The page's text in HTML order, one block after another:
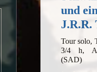
und
J.R.R.
Tour solo,
3/4 h,
(SAD)